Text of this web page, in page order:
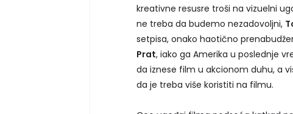
kreativne resusre troši na vizuelni
ne treba da budemo nezadovoljni,
setpisa, onako haotično
Prat, iako ga Amerika u poslednje
da iznese film u akcionom duhu, a
da je treba više koristiti na filmu.